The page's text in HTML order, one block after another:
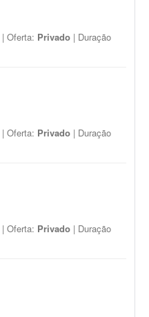
| Oferta: Privado | Duração
| Oferta: Privado | Duração
| Oferta: Privado | Duração